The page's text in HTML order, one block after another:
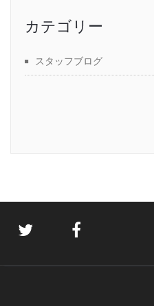
カテゴリー
スタッフブログ